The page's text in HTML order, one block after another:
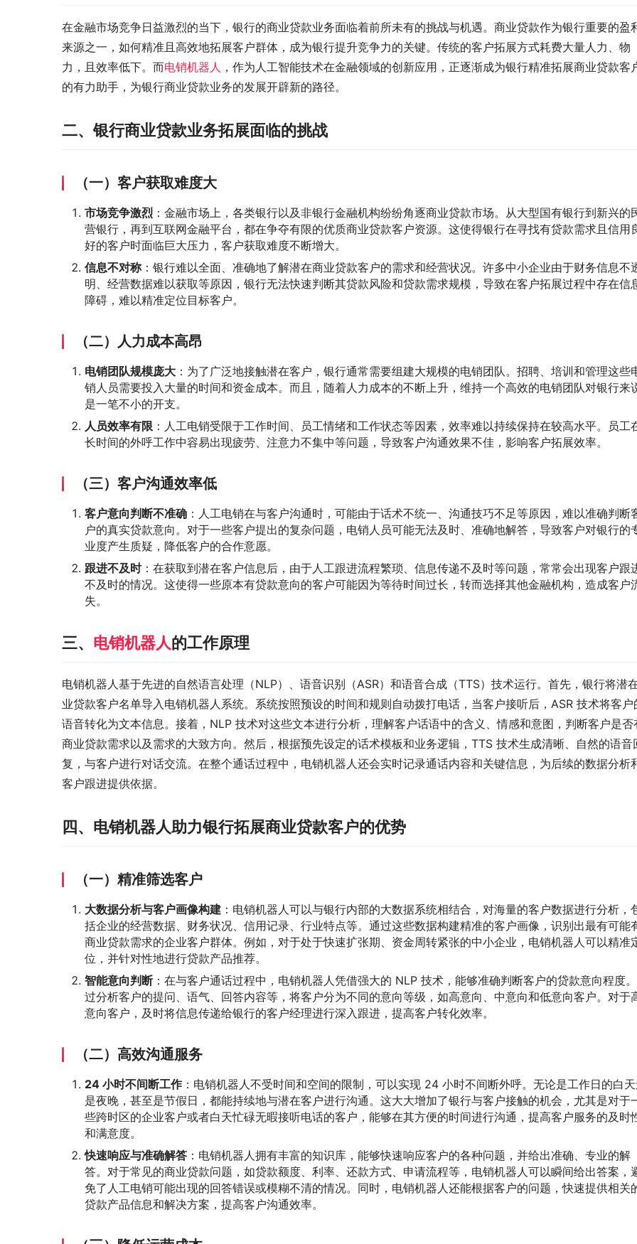
在金融市场竞争日益激烈的当下，银行的商业贷款业务面临着前所未有的挑战与机遇。商业贷款作为银行重要的盈
来源之一，如何精准且高效地拓展客户群体，成为银行提升竞争力的关键。传统的客户拓展方式耗费大量人力、物
力，且效率低下。而电销机器人 ，作为人工智能技术在金融领域的创新应用，正逐渐成为银行精准拓展商业贷款客
的有力助手，为银行商业贷款业务的发展开辟新的路径。
二、银行商业贷款业务拓展面临的挑战
（一）客户获取难度大
市场竞争激烈 ：金融市场上，各类银行以及非银行金融机构纷纷角逐商业贷款市场。从大型国有银行到新兴的
营银行，再到互联网金融平台，都在争夺有限的优质商业贷款客户资源。这使得银行在寻找有贷款需求且信用
好的客户时面临巨大压力，客户获取难度不断增大。
信息不对称：银行难以全面、准确地了解潜在商业贷款客户的需求和经营状况。许多中小企业由于财务信息不
明、经营数据难以获取等原因，银行无法快速判断其贷款风险和贷款需求规模，导致在客户拓展过程中存在信
障碍，难以精准定位目标客户。
（二）人力成本高昂
电销团队规模庞大 ：为了广泛地接触潜在客户，银行通常需要组建大规模的电销团队。招聘、培训和管理这些
销人员需要投入大量的时间和资金成本。而且，随着人力成本的不断上升，维持一个高效的电销团队对银行来
是一笔不小的开支。
人员效率有限 ：人工电销受限于工作时间、员工情绪和工作状态等因素，效率难以持续保持在较高水平。员工
长时间的外呼工作中容易出现疲劳、注意力不集中等问题，导致客户沟通效果不佳，影响客户拓展效率。
（三）客户沟通效率低
客户意向判断不准确 ：人工电销在与客户沟通时，可能由于话术不统一、沟通技巧不足等原因，难以准确判断
户的真实贷款意向。对于一些客户提出的复杂问题，电销人员可能无法及时、准确地解答，导致客户对银行的
业度产生质疑，降低客户的合作意愿。
跟进不及时：在获取到潜在客户信息后，由于人工跟进流程繁琐、信息传递不及时等问题，常常会出现客户跟
不及时的情况。这使得一些原本有贷款意向的客户可能因为等待时间过长，转而选择其他金融机构，造成客户
失。
三、 电销机器人的工作原理
电销机器人基于先进的自然语言处理（NLP）、语音识别（ASR）和语音合成（TTS）技术运行。首先，银行将潜
业贷款客户名单导入电销机器人系统。系统按照预设的时间和规则自动拨打电话，当客户接听后，ASR 技术将客户
语音转化为文本信息。接着，NLP 技术对这些文本进行分析，理解客户话语中的含义、情感和意图，判断客户是否
商业贷款需求以及需求的大致方向。然后，根据预先设定的话术模板和业务逻辑，TTS 技术生成清晰、自然的语音
复，与客户进行对话交流。在整个通话过程中，电销机器人还会实时记录通话内容和关键信息，为后续的数据分析
客户跟进提供依据。
四、电销机器人助力银行拓展商业贷款客户的优势
（一）精准筛选客户
大数据分析与客户画像构建 ：电销机器人可以与银行内部的大数据系统相结合，对海量的客户数据进行分析，
括企业的经营数据、财务状况、信用记录、行业特点等。通过这些数据构建精准的客户画像，识别出最有可能
商业贷款需求的企业客户群体。例如，对于处于快速扩张期、资金周转紧张的中小企业，电销机器人可以精准
位，并针对性地进行贷款产品推荐。
智能意向判断 ：在与客户通话过程中，电销机器人凭借强大的 NLP 技术，能够准确判断客户的贷款意向程度
过分析客户的提问、语气、回答内容等，将客户分为不同的意向等级，如高意向、中意向和低意向客户。对于
意向客户，及时将信息传递给银行的客户经理进行深入跟进，提高客户转化效率。
（二）高效沟通服务
24 小时不间断工作：电销机器人不受时间和空间的限制，可以实现 24 小时不间断外呼。无论是工作日的白
是夜晚，甚至是节假日，都能持续地与潜在客户进行沟通。这大大增加了银行与客户接触的机会，尤其是对于
些跨时区的企业客户或者白天忙碌无暇接听电话的客户，能够在其方便的时间进行沟通，提高客户服务的及时
和满意度。
快速响应与准确解答 ：电销机器人拥有丰富的知识库，能够快速响应客户的各种问题，并给出准确、专业的解
答。对于常见的商业贷款问题，如贷款额度、利率、还款方式、申请流程等，电销机器人可以瞬间给出答案，
免了人工电销可能出现的回答错误或模糊不清的情况。同时，电销机器人还能根据客户的问题，快速提供相关
贷款产品信息和解决方案，提高客户沟通效率。